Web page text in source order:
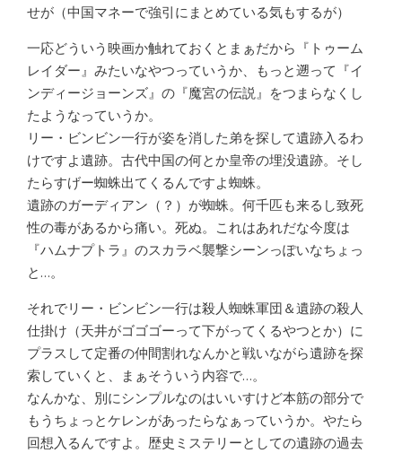
せが（中国マネーで強引にまとめている気もするが）
一応どういう映画か触れておくとまぁだから『トゥーム
レイダー』みたいなやつっていうか、もっと遡って『イ
ンディージョーンズ』の『魔宮の伝説』をつまらなくし
たようなっていうか。
リー・ビンビン一行が姿を消した弟を探して遺跡入るわ
けですよ遺跡。古代中国の何とか皇帝の埋没遺跡。そし
たらすげー蜘蛛出てくるんですよ蜘蛛。
遺跡のガーディアン（？）が蜘蛛。何千匹も来るし致死
性の毒があるから痛い。死ぬ。これはあれだな今度は
『ハムナプトラ』のスカラベ襲撃シーンっぽいなちょっ
と…。
それでリー・ビンビン一行は殺人蜘蛛軍団＆遺跡の殺人
仕掛け（天井がゴゴゴーって下がってくるやつとか）に
プラスして定番の仲間割れなんかと戦いながら遺跡を探
索していくと、まぁそういう内容で…。
なんかな、別にシンプルなのはいいすけど本筋の部分で
もうちょっとケレンがあったらなぁっていうか。やたら
回想入るんですよ。歴史ミステリーとしての遺跡の過去